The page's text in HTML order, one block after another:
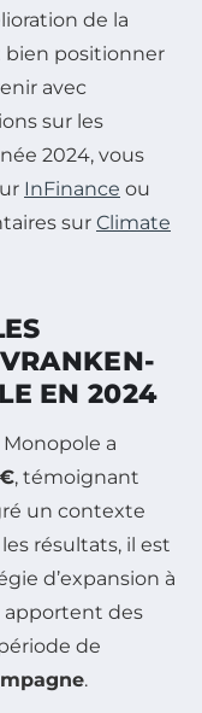
de la
bien positionner
avec
sur les
2024, vous
InFinance ou
sur Climate
EN 2024
a
, témoignant
un contexte
résultats, il est
d’expansion à
apportent des
de
.